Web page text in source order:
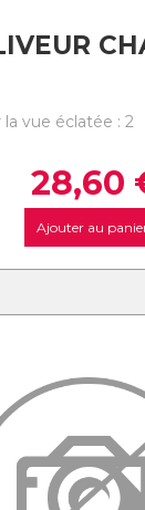
la vue éclatée : 2
28,60
Ajouter au